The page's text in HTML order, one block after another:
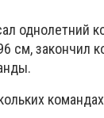
однолетний
см, закончил